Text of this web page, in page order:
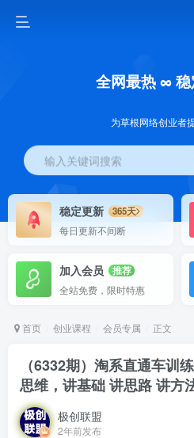
全网最热 ∞
为草根网络创业者
输入关键词搜索
稳定更新
365天
每日更新不间断
加入会员
推荐
全站免费，限时特惠
首页 创业课程 会员专属 正文
（6332期）淘系直通车训
思维，讲基础 讲思路 讲方
极创联盟
2年前发布